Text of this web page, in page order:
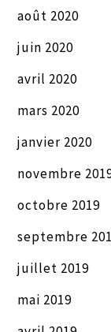
août 2020
juin 2020
avril 2020
mars 2020
janvier 2020
novembre
octobre 2019
septembre
juillet 2019
mai 2019